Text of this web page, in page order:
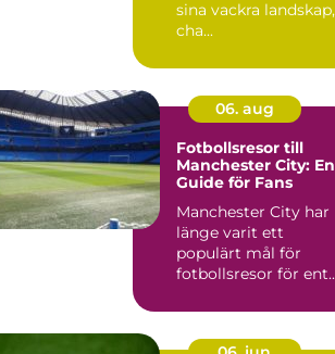
sina vackra landskap,
cha...
06. aug
Fotbollsresor till
Manchester City: En
Guide för Fans
Manchester City har
länge varit ett
populärt mål för
fotbollsresor för